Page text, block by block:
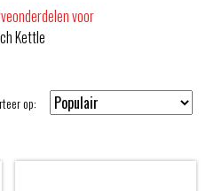
voor
Kettle
op: